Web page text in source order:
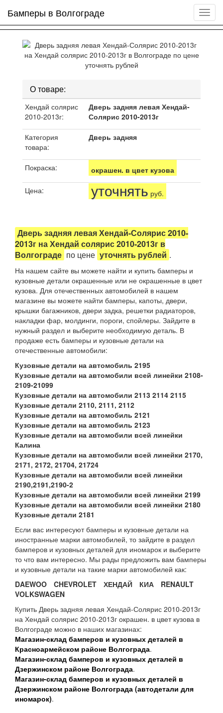
Меню
сайта
Бамперы в Волгограде
О товаре:
Хендай солярис
2010-2013г:
Дверь задняя левая Хендай-
Солярис 2010-2013г
Категория
товара:
Дверь задняя
Покраска: окрашен. в цвет кузова
Цена: уточнять руб.
Дверь задняя левая Хендай-Солярис 2010-
2013г на Хендай солярис 2010-2013г в
Волгограде по цене уточнять рублей .
На нашем сайте вы можете найти и купить бамперы и
кузовные детали окрашенные или не окрашенные в цвет
кузова. Для отечественных автомобилей в нашем
магазине вы можете найти бамперы, капоты, двери,
крышки багажников, двери задка, решетки радиаторов,
накладки фар, молдинги, пороги, спойлеры. Зайдите в
нужный раздел и выберите необходимую деталь. В
продаже есть бамперы и кузовные детали на
отечественные автомобили:
Кузовные детали на автомобиль 2195
Кузовные детали на автомобили всей линейки 2108-
2109-21099
Кузовные детали на автомобили 2113 2114 2115
Кузовные детали 2110, 2111, 2112
Кузовные детали на автомобиль 2121
Кузовные детали на автомобиль 2123
Кузовные детали на автомобили всей линейки
Калина
Кузовные детали на автомобили всей линейки 2170,
2171, 2172, 21704, 21724
Кузовные детали на автомобили всей линейки
2190,2191,2190-2
Кузовные детали на автомобили всей линейки 2199
Кузовные детали на автомобили всей линейки 2180
Кузовные детали 2181
Если вас интересуют бамперы и кузовные детали на
иностранные марки автомобилей, то зайдите в раздел
бамперов и кузовных деталей для иномарок и выберите
то что вам интересно. Мы рады предложить вам бамперы
и кузовные детали на такие марки автомобилей как:
DAEWOO
CHEVROLET ХЕНДАЙ КИА
RENAULT
VOLKSWAGEN
Купить Дверь задняя левая Хендай-Солярис 2010-2013г
на Хендай солярис 2010-2013г окрашен. в цвет кузова в
Волгограде можно в наших магазинах:
Магазин-склад бамперов и кузовных деталей в
Красноармейском районе Волгограда.
Магазин-склад бамперов и кузовных деталей в
Дзержинском районе Волгограда.
Магазин-склад бамперов и кузовных деталей в
Дзержинском районе Волгограда (автодетали для
иномарок).